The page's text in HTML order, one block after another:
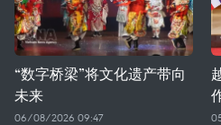
“数字桥梁”将文化遗产带向
未来
06/08/2026 09:47